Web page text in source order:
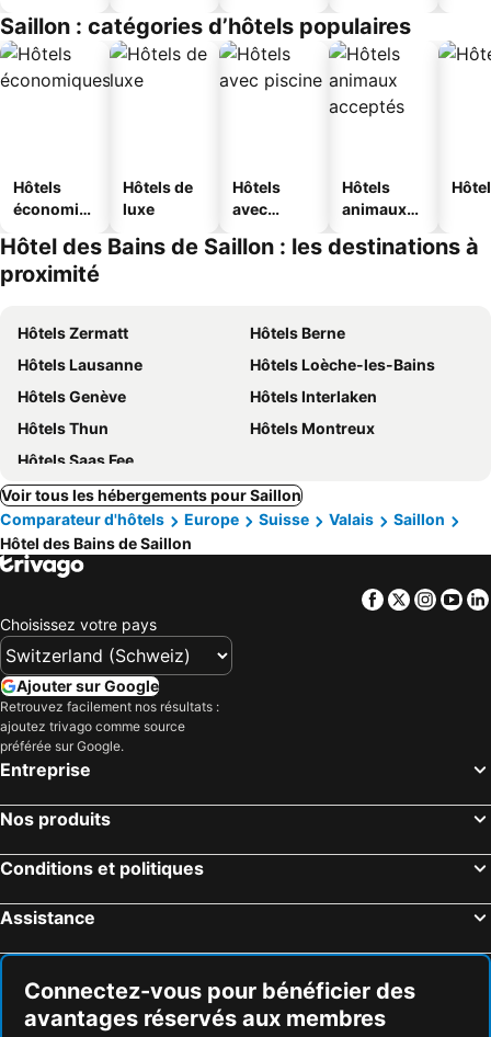
Saillon : catégories d’hôtels populaires
Hôtels
économiq
Hôtels de
luxe
Hôtels
avec
Hôtels
animaux
Hôtel des Bains de Saillon : les destinations à
proximité
Hôtels Zermatt
Hôtels Berne
Hôtels Lausanne
Hôtels Loèche-les-Bains
Hôtels Genève
Hôtels Interlaken
Hôtels Thun
Hôtels Montreux
Hôtels Saas Fee
Voir tous les hébergements pour Saillon
Comparateur d'hôtels
Europe Suisse Valais
Saillon
Hôtel des Bains de Saillon
Facebook
Twitter
Choisissez votre pays
Ajouter sur Google
Retrouvez facilement nos résultats :
ajoutez trivago comme source
préférée sur Google.
Entreprise
Nos produits
Conditions et politiques
Assistance
Connectez-vous pour bénéficier des
avantages réservés aux membres